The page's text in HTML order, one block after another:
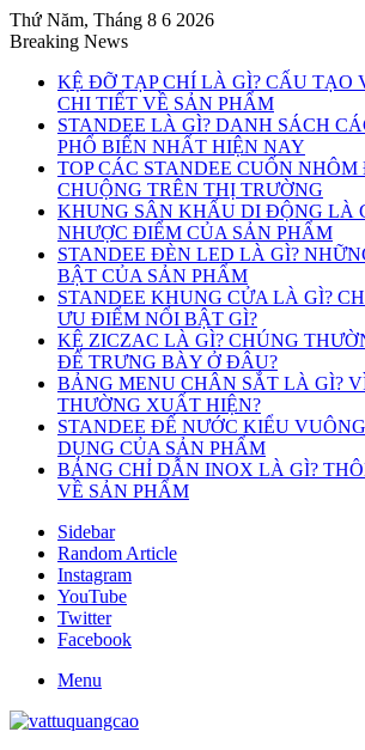
Thứ Năm, Tháng 8 6 2026
Breaking News
KỆ ĐỠ TẠP CHÍ LÀ GÌ? CẤU TẠO
CHI TIẾT VỀ SẢN PHẨM
STANDEE LÀ GÌ? DANH SÁCH
PHỔ BIẾN NHẤT HIỆN NAY
TOP CÁC STANDEE CUỐN
CHUỘNG TRÊN THỊ TRƯỜNG
KHUNG SÂN KHẤU DI ĐỘNG LÀ
NHƯỢC ĐIỂM CỦA SẢN PHẨM
STANDEE ĐÈN LED LÀ GÌ?
BẬT CỦA SẢN PHẨM
STANDEE KHUNG CỬA LÀ GÌ?
ƯU ĐIỂM NỔI BẬT GÌ?
KỆ ZICZAC LÀ GÌ? CHÚNG
ĐỂ TRƯNG BÀY Ở ĐÂU?
BẢNG MENU CHÂN SẮT LÀ GÌ?
THƯỜNG XUẤT HIỆN?
STANDEE ĐẾ NƯỚC KIỂU
DỤNG CỦA SẢN PHẨM
BẢNG CHỈ DẪN INOX LÀ GÌ?
VỀ SẢN PHẨM
Sidebar
Random Article
Instagram
YouTube
Twitter
Facebook
Menu